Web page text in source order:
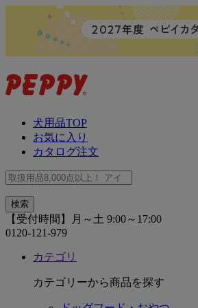
犬用品TOP
お気に入り
カタログ注文
【受付時間】月～土 9:00～17:00
0120-121-979
カテゴリ
カテゴリーから商品を探す